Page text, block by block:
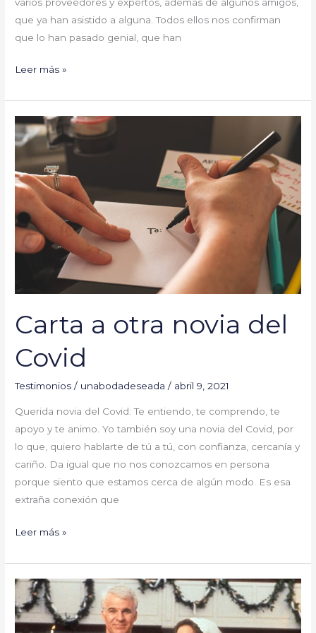
que ya han asistido a alguna. Todos ellos nos confirman
que lo han pasado genial, que han
Leer más »
Carta a otra novia del
Covid
Testimonios / unabodadeseada/ abril 9, 2021
Querida novia del Covid: Te entiendo, te comprendo, te
apoyo y te animo. Yo también soy una novia del Covid, por
lo que, quiero hablarte de tú a tú, con confianza, cercanía y
cariño. Da igual que no nos conozcamos en persona
porque siento que estamos cerca de algún modo. Es esa
extraña conexión que
Carta
a
otra
novia
del
Covid
Leer más »
¡Feliz
Día
del